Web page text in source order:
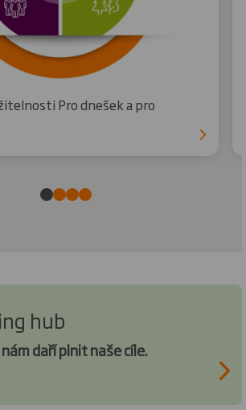
Pro dnešek a pro
hub
daří plnit naše cíle.